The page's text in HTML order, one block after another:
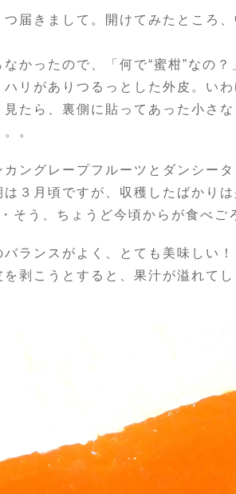
届きまして。開けてみたところ
かったので、「何で“蜜柑”なの
リがありつるっとした外皮。い
たら、裏側に貼ってあった小さ
。
ングレープフルーツとダンシー
３月頃ですが、収穫したばかり
そう、ちょうど今頃からが食べご
ランスがよく、とても美味しい！
剥こうとすると、果汁が溢れて